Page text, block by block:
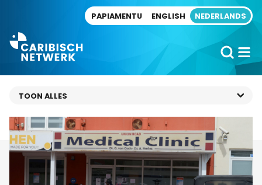
PAPIAMENTU ENGLISH NEDERLANDS